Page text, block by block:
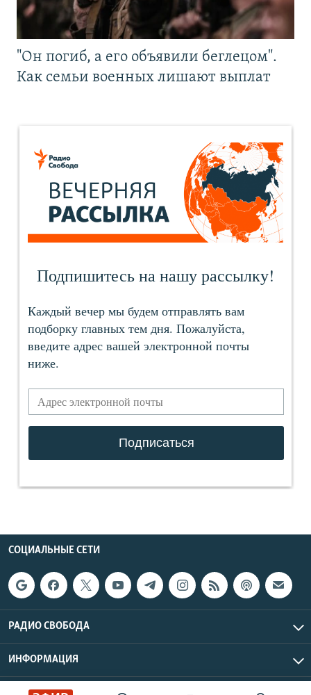
"Он погиб, а его объявили беглецом".
Как семьи военных лишают выплат
СОЦИАЛЬНЫЕ СЕТИ
РАДИО СВОБОДА
ИНФОРМАЦИЯ